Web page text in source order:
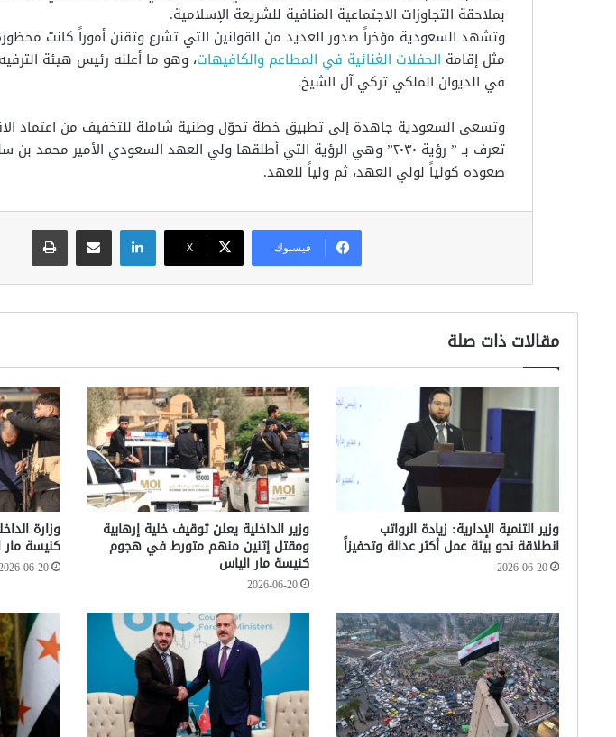
بملاحقة التجاوزات الاجتماعية المنافية للشريعة الإسلامية.
وتشهد السعودية مؤخراً صدور العديد من القوانين التي تشرع وتقنن أموراً كانت
مثل إقامة الحفلات الغنائية في المطاعم والكافيهات، وهو ما أعلنه رئيس هيئة
في الديوان الملكي تركي آل الشيخ.
وتسعى السعودية جاهدة إلى تطبيق خطة تحوّل وطنية شاملة للتخفيف من اعتماد
تعرف بـ ” رؤية ٢٠٣٠” وهي الرؤية التي أطلقها ولي العهد السعودي الأمير
صعوده كولياً لولي العهد، ثم ولياً للعهد.
فيسبوك ‫X
لينكدإنمشاركة عبر البريد طباعة
مقالات ذات صلة
وزير التنمية الإدارية: زيادة الرواتب
انطلاقة نحو بيئة عمل أكثر عدالة وتحفيزاً
2026-06-20
وزير الداخلية يعلن توقيف خلية إرهابية
ومقتل إثنين منهم متورط في هجوم
كنيسة مار الياس
2026-06-20
وزارة
كنيسة
06-20